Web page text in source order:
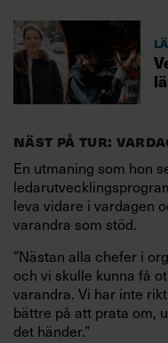
NÄST PÅ TUR:
En utmaning som hon
leva vidare i vardagen
varandra som stöd.
”Nästan alla chefer i
och vi skulle kunna få
varandra. Vi har inte
bättre på att prata om,
det händer.”